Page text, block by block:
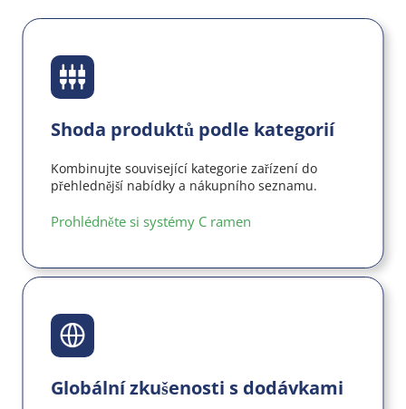
Shoda produktů podle kategorií
Kombinujte související kategorie zařízení do
přehlednější nabídky a nákupního seznamu.
Prohlédněte si systémy C ramen
Globální zkušenosti s dodávkami